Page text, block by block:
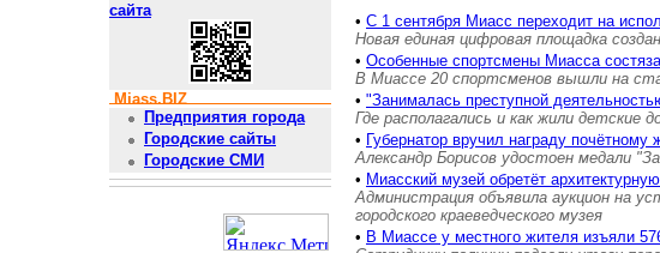
сайта
Miass.BIZ
Предприятия города
Городские сайты
Городские СМИ
• С 1 сентября Миасс переходит на
Новая единая цифровая площадка
• Особенные спортсмены Миасса
В Миассе 20 спортсменов вышли на
• "Занималась преступной
Где располагались и как жили детские
• Губернатор вручил награду
Александр Борисов удостоен медали
• Миасский музей обретёт
Администрация объявила аукцион на
городского краеведческого музея
• В Миассе у местного жителя изъяли